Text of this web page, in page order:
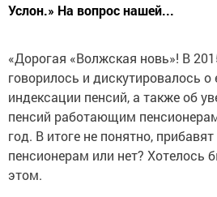
Услон.» На вопрос нашей...
«Дорогая «Волжская новь»! В
говорилось и дискутировалось
индексации пенсий, а также об
пенсий работающим
год. В итоге не понятно,
пенсионерам или нет? Хотелось
этом.